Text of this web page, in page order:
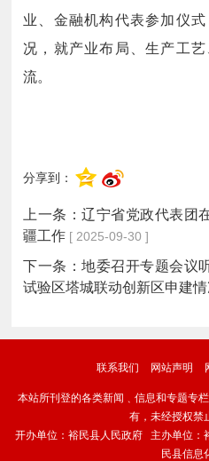
业、金融机构代表参加仪
况，就产业布局、生产工
流。
分享到：
上一条：辽宁省党政代表团
疆工作 [ 2025-09-30 ]
下一条：地委召开专题会议
试验区塔城联动创新区申建
联系我们 网站声明
本站所刊登的各类新闻﹑信息和专题专
有，未经授权禁
开办单位：裕民县人民政府 主办单位
民县信息